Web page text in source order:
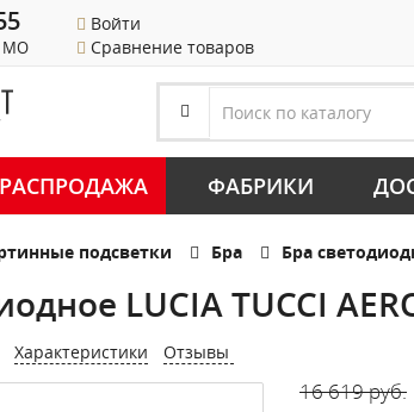
МО
Войти
Сравнение товаров
РАСПРОДАЖА ФАБРИКИ
подсветки Бра Бра
LUCIA TUCCI
Характеристики Отзывы
16 619 руб.